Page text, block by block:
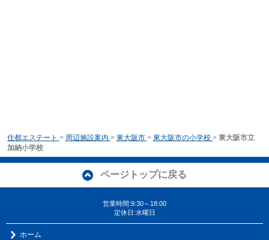
住都エステート > 周辺施設案内 > 東大阪市 > 東大阪市の小学校 > 東大阪市立
加納小学校
ページトップに戻る
営業時間:9:30～18:00
定休日:水曜日
ホーム